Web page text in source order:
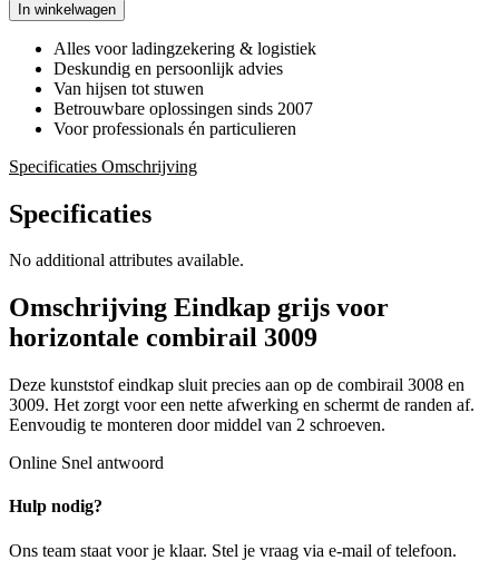
In winkelwagen
Alles voor ladingzekering & logistiek
Deskundig en persoonlijk advies
Van hijsen tot stuwen
Betrouwbare oplossingen sinds 2007
Voor professionals én particulieren
Specificaties Omschrijving
Specificaties
No additional attributes available.
Omschrijving Eindkap grijs voor
horizontale combirail 3009
Deze kunststof eindkap sluit precies aan op de combirail 3008 en
3009. Het zorgt voor een nette afwerking en schermt de randen af.
Eenvoudig te monteren door middel van 2 schroeven.
Online Snel antwoord
Hulp nodig?
Ons team staat voor je klaar. Stel je vraag via e-mail of telefoon.